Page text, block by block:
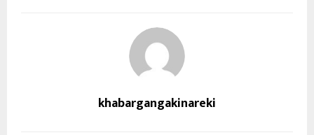
khabargangakinareki